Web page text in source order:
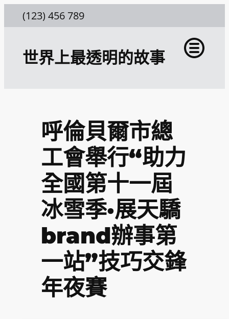
至
(123) 456 789
世界上最透明的故事
呼倫貝爾市總
工會舉行“助力
全國第十一屆
冰雪季·展天驕
brand辦事第
一站”技巧交鋒
年夜賽